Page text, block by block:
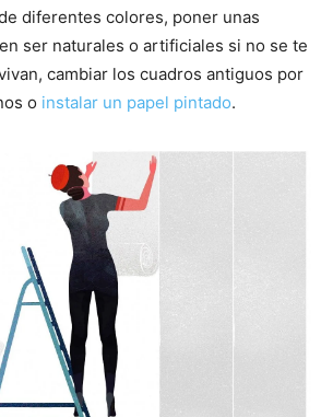
diferentes colores, poner unas
ser naturales o artificiales si no se te
cambiar los cuadros antiguos por
o instalar un papel pintado.